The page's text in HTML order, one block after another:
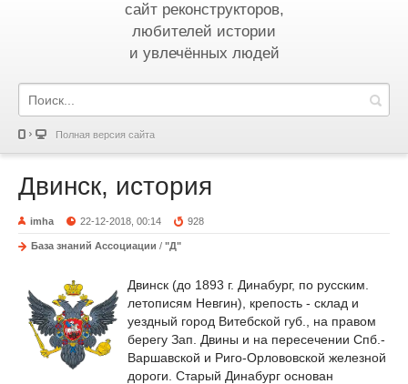
сайт реконструкторов,
любителей истории
и увлечённых людей
Полная версия сайта
Двинск, история
imha 22-12-2018, 00:14 928
База знаний Ассоциации / "Д"
Двинск (до 1893 г. Динабург, по русским.
летописям Невгин), крепость - склад и
уездный город Витебской губ., на правом
берегу Зап. Двины и на пересечении Спб.-
Варшавской и Риго-Орлововской железной
дороги. Старый Динабург основан